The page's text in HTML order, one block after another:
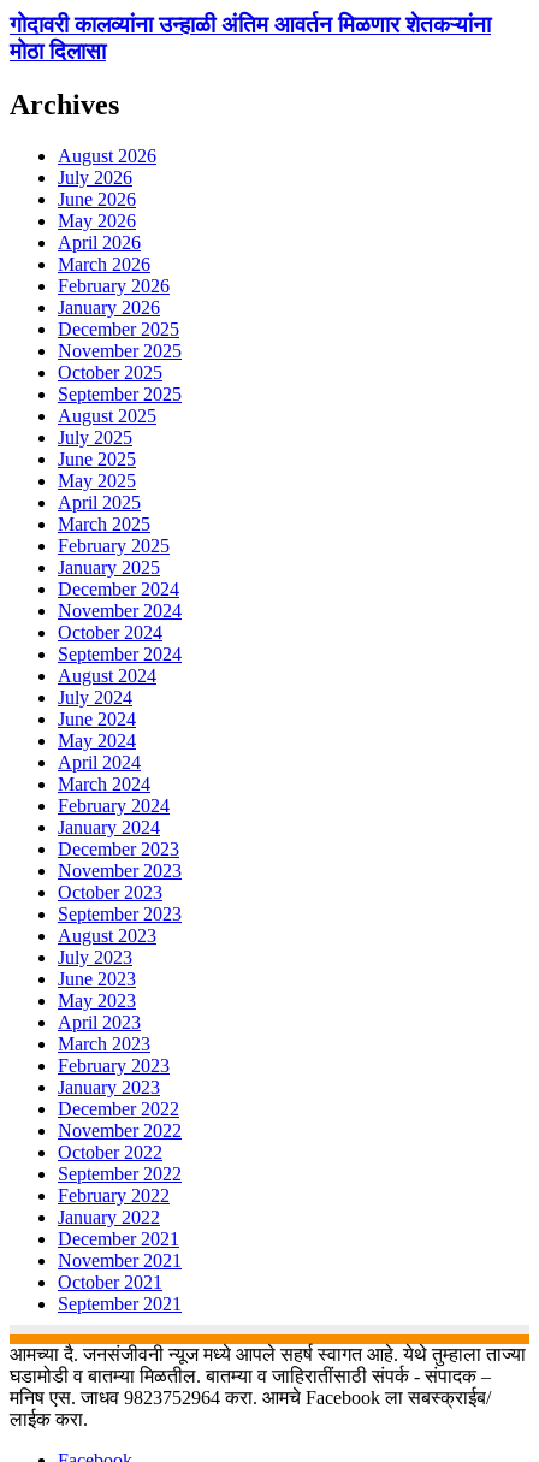
गोदावरी कालव्यांना उन्हाळी अंतिम आवर्तन मिळणार शेतकऱ्यांना
मोठा दिलासा
Archives
August 2026
July 2026
June 2026
May 2026
April 2026
March 2026
February 2026
January 2026
December 2025
November 2025
October 2025
September 2025
August 2025
July 2025
June 2025
May 2025
April 2025
March 2025
February 2025
January 2025
December 2024
November 2024
October 2024
September 2024
August 2024
July 2024
June 2024
May 2024
April 2024
March 2024
February 2024
January 2024
December 2023
November 2023
October 2023
September 2023
August 2023
July 2023
June 2023
May 2023
April 2023
March 2023
February 2023
January 2023
December 2022
November 2022
October 2022
September 2022
February 2022
January 2022
December 2021
November 2021
October 2021
September 2021
आमच्या दै. जनसंजीवनी न्यूज मध्ये आपले सहर्ष स्वागत आहे. येथे तुम्हाला ताज्या
घडामोडी व बातम्या मिळतील. बातम्या व जाहिरातींसाठी संपर्क - संपादक –
मनिष एस. जाधव 9823752964 करा. आमचे Facebook ला सबस्क्राईब/
लाईक करा.